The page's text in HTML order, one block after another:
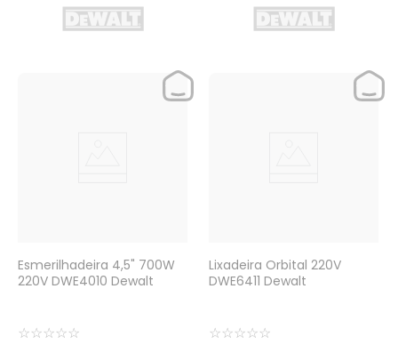
Esmerilhadeira 4,5" 700W
220V DWE4010 Dewalt
☆☆☆☆☆
Lixadeira Orbital 220V
DWE6411 Dewalt
☆☆☆☆☆